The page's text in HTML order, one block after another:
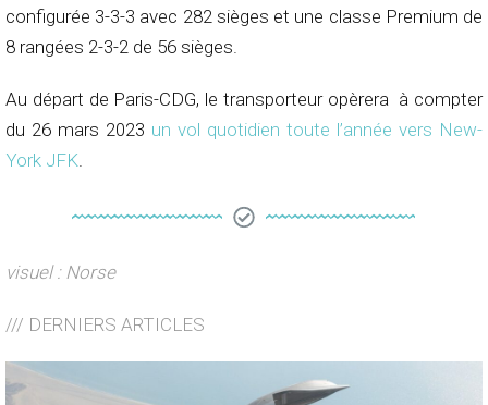
configurée 3-3-3 avec 282 sièges et une classe Premium de
8 rangées 2-3-2 de 56 sièges.
Au départ de Paris-CDG, le transporteur opèrera à compter
du 26 mars 2023 un vol quotidien toute l’année vers New-
York JFK.
visuel : Norse
/// DERNIERS ARTICLES